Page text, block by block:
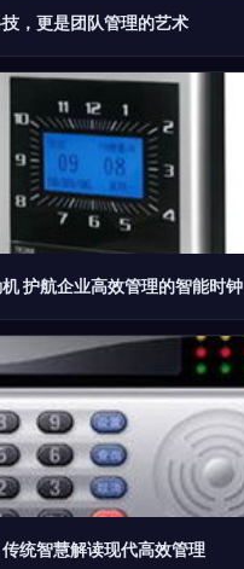
，更是团队管理的艺术
护航企业高效管理的智能时钟
统智慧解读现代高效管理